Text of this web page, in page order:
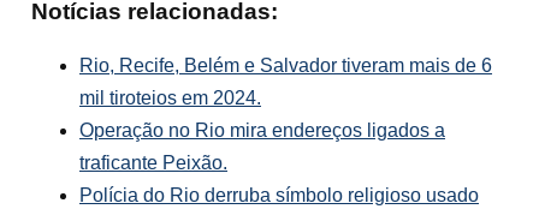
Notícias relacionadas:
Rio, Recife, Belém e Salvador tiveram mais de 6
mil tiroteios em 2024.
Operação no Rio mira endereços ligados a
traficante Peixão.
Polícia do Rio derruba símbolo religioso usado